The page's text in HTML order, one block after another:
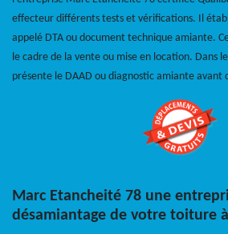
effecteur différents tests et vérifications. Il
appelé DTA ou document technique amiante.
le cadre de la vente ou mise en location. Dans
présente le DAAD ou diagnostic amiante avant
Marc Etancheité 78 une
désamiantage de votre toiture